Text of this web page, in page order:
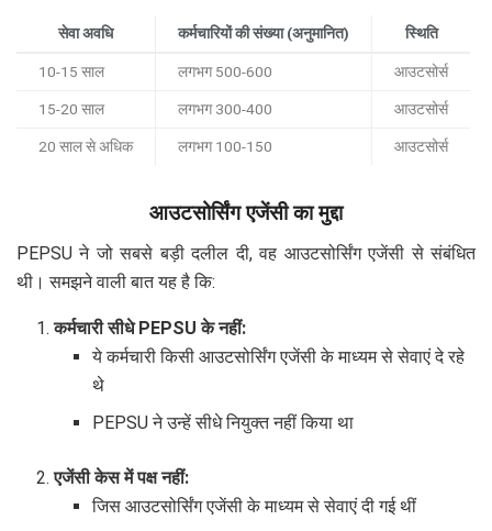
सेवा अवधि कर्मचारियों की संख्या (अनुमानित) स्थिति
10-15 साल लगभग 500-600 आउटसोर्स
15-20 साल लगभग 300-400 आउटसोर्स
20 साल से अधिक लगभग 100-150 आउटसोर्स
आउटसोर्सिंग एजेंसी का मुद्दा
PEPSU ने जो सबसे बड़ी दलील दी, वह आउटसोर्सिंग एजेंसी से संबंधित
थी। समझने वाली बात यह है कि:
कर्मचारी सीधे PEPSU के नहीं:
ये कर्मचारी किसी आउटसोर्सिंग एजेंसी के माध्यम से सेवाएं दे रहे
थे
PEPSU ने उन्हें सीधे नियुक्त नहीं किया था
एजेंसी केस में पक्ष नहीं:
जिस आउटसोर्सिंग एजेंसी के माध्यम से सेवाएं दी गई थीं